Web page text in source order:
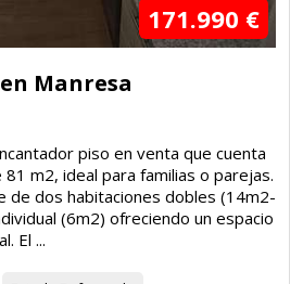
171.990 €
Manresa
piso en venta que cuenta
m2, ideal para familias o parejas.
de dos habitaciones dobles (14m2-
(6m2) ofreciendo un espacio
El ...